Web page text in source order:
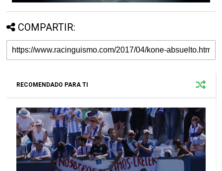
COMPARTIR:
RECOMENDADO PARA TI